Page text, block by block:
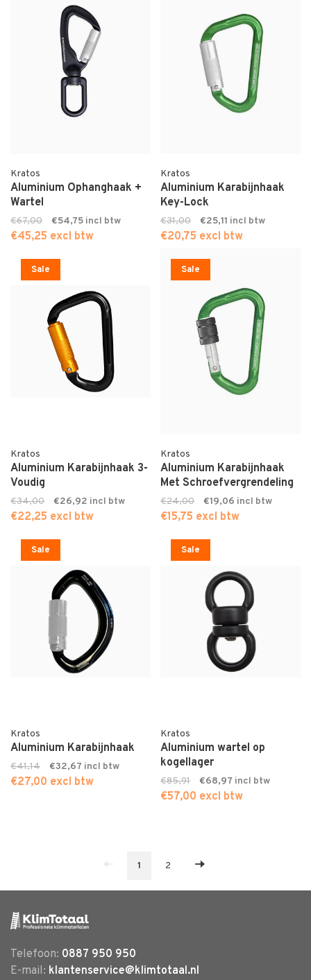
Kratos
Aluminium Ophanghaak +
Wartel
€67,00 €54,75
€45,25 excl btw
Kratos
Aluminium Karabijnhaak
Key-Lock
€31,00 €25,11
€20,75 excl btw
Sale
Kratos
Aluminium Karabijnhaak 3-
Voudig
€34,00 €26,92
€22,25 excl btw
Sale
Kratos
Aluminium Karabijnhaak
Met Schroefvergrendeling
€24,00 €19,06
€15,75 excl btw
Sale
Kratos
Aluminium Karabijnhaak
€41,14 €32,67
€27,00 excl btw
Sale
Kratos
Aluminium wartel op
kogellager
€85,91 €68,97
€57,00 excl btw
1 2
Telefoon: 0887 950 950
E-mail: klantenservice@klimtotaal.nl